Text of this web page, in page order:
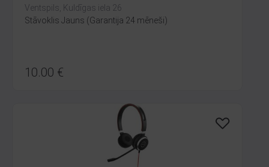
Ventspils, Kuldīgas iela 26
Stāvoklis Jauns (Garantija 24 mēneši)
10.00 €